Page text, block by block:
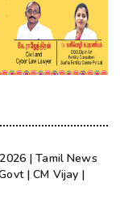
| Tamil News
| CM Vijay |